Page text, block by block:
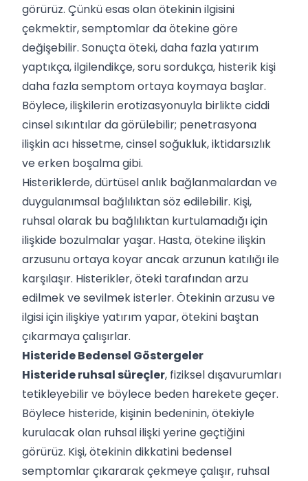
görürüz. Çünkü esas olan ötekinin ilgisini
çekmektir, semptomlar da ötekine göre
değişebilir. Sonuçta öteki, daha fazla yatırım
yaptıkça, ilgilendikçe, soru sordukça, histerik kişi
daha fazla semptom ortaya koymaya başlar.
Böylece, ilişkilerin erotizasyonuyla birlikte ciddi
cinsel sıkıntılar da görülebilir; penetrasyona
ilişkin acı hissetme, cinsel soğukluk, iktidarsızlık
ve erken boşalma gibi.
Histeriklerde, dürtüsel anlık bağlanmalardan ve
duygulanımsal bağlılıktan söz edilebilir. Kişi,
ruhsal olarak bu bağlılıktan kurtulamadığı için
ilişkide bozulmalar yaşar. Hasta, ötekine ilişkin
arzusunu ortaya koyar ancak arzunun katılığı ile
karşılaşır. Histerikler, öteki tarafından arzu
edilmek ve sevilmek isterler. Ötekinin arzusu ve
ilgisi için ilişkiye yatırım yapar, ötekini baştan
çıkarmaya çalışırlar.
Histeride Bedensel Göstergeler
Histeride ruhsal süreçler, fiziksel dışavurumları
tetikleyebilir ve böylece beden harekete geçer.
Böylece histeride, kişinin bedeninin, ötekiyle
kurulacak olan ruhsal ilişki yerine geçtiğini
görürüz. Kişi, ötekinin dikkatini bedensel
semptomlar çıkararak çekmeye çalışır, ruhsal